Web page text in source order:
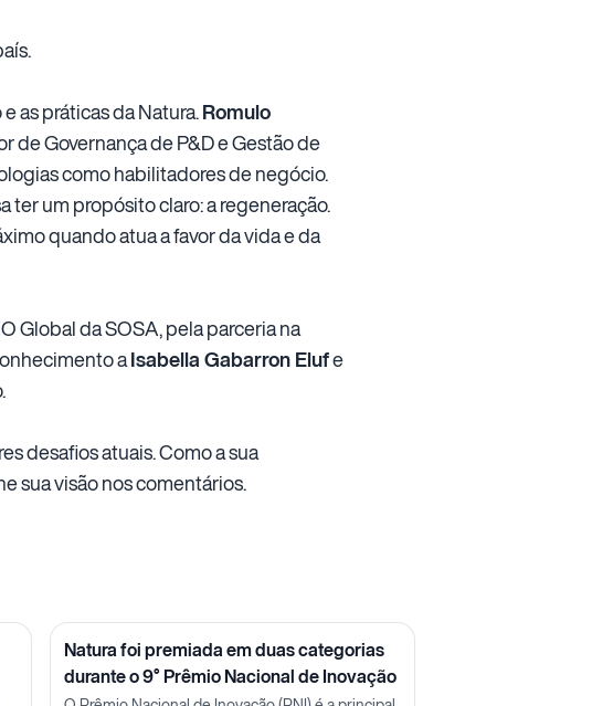
as práticas da Natura.Romulo
de Governança de P&D e Gestão de
como habilitadores de negócio.
um propósito claro: a regeneração.
quando atua a favor da vida e da
Global da SOSA, pela parceria na
aIsabella Gabarron Elufe
desafios atuais. Como a sua
sua visão nos comentários.
Natura foi premiada em duas categorias
durante o 9° Prêmio Nacional de Inovação